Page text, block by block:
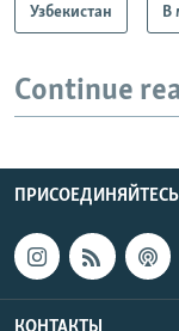
Узбекистан В
Continue
КОНТАКТЫ